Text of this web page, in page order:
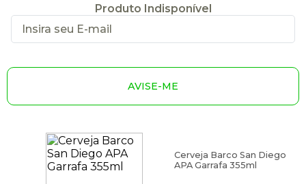
Produto Indisponível
AVISE-ME
Cerveja Barco San Diego
APA Garrafa 355ml